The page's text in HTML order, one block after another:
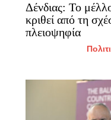
Δένδιας: Το
κριθεί από τη
πλειοψηφία